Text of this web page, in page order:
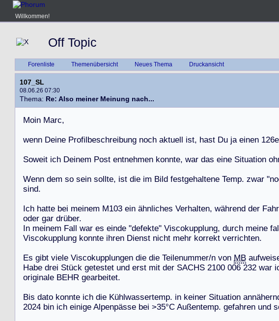
Willkommen!
Off Topic
Forenliste Themenübersicht Neues Thema Druckansicht
107_SL
08.06.26 07:30
Thema: Re: Also meiner Meinung nach...
Moin Marc,
wenn Deine Profilbeschreibung noch aktuell ist, hast Du ja einen 126e
Soweit ich Deinem Post entnehmen konnte, war das eine Situation oh
Wenn dem so sein sollte, ist die im Bild festgehaltene Temp. zwar "no
sind.
Ich hatte bei meinem M103 ein ähnliches Verhalten, während der Fahr
oder gar drüber.
In meinem Fall war es einde "defekte" Viscokupplung, durch meine fal
Viscokupplung konnte ihren Dienst nicht mehr korrekt verrichten.
Es gibt viele Viscokupplungen die die Teilenummer/n von MB aufweis
Habe drei Stück getestet und erst mit der SACHS 2100 006 232 war i
originale BEHR gearbeitet.
Bis dato konnte ich die Kühlwassertemp. in keiner Situation annähern
2024 bin ich einige Alpenpässe bei >35°C Außentemp. gefahren und s